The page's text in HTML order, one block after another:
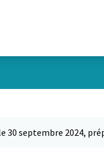
30 septembre 2024,